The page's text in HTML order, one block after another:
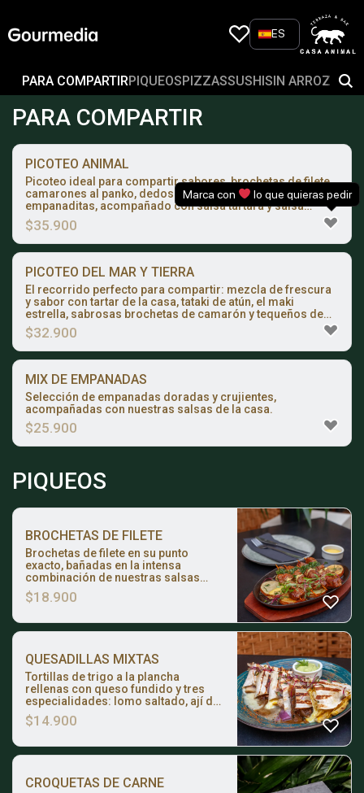
content
ES
PARA COMPARTIRPIQUEOSPIZZASSUSHISIN ARROZ
PARA COMPARTIR
PICOTEO ANIMAL
Picoteo ideal para compartir sabores, brochetas de filete,
camarones al panko, dedos de mozzarella, papas fritas y
empanaditas, acompañado con salsa tártara y salsa
maracuyá.
$35.900
PICOTEO DEL MAR Y TIERRA
El recorrido perfecto para compartir: mezcla de frescura
y sabor con tartar de la casa, tataki de atún, el maki
estrella, sabrosas brochetas de camarón y tequeños de
lomo saltado.
$32.900
MIX DE EMPANADAS
Selección de empanadas doradas y crujientes,
acompañadas con nuestras salsas de la casa.
$25.900
PIQUEOS
BROCHETAS DE FILETE
Brochetas de filete en su punto
exacto, bañadas en la intensa
combinación de nuestras salsas
chimichurri, anticuchera y huancaína.
Servidas con crujientes papas
perejil.
$18.900
QUESADILLAS MIXTAS
Tortillas de trigo a la plancha
rellenas con queso fundido y tres
especialidades: lomo saltado, ají de
gallina y vegetales salteados
(choclo, champiñón y cebolla).
$14.900
CROQUETAS DE CARNE
Marca con lo que quieras pedir